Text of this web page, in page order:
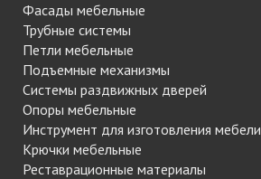
Фасады мебельные
Трубные системы
Петли мебельные
Подъемные механизмы
Системы раздвижных дверей
Опоры мебельные
Инструмент для изготовления мебели
Крючки мебельные
Реставрационные материалы